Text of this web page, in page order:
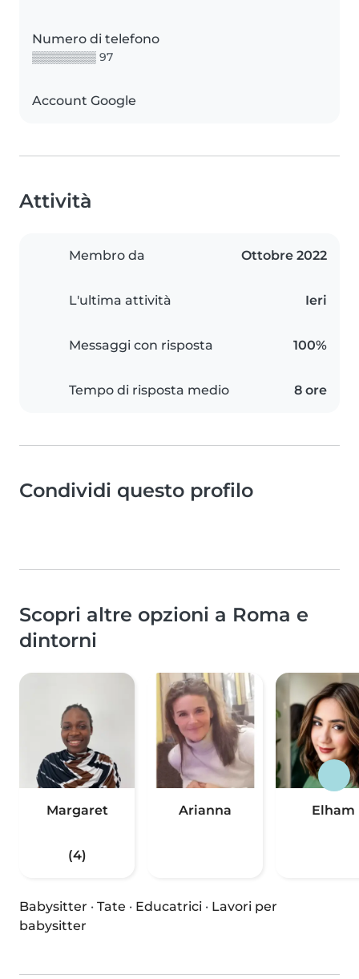
Numero di telefono
▒▒▒▒▒▒▒▒ 97
Account Google
Attività
Membro da Ottobre 2022
L'ultima attività Ieri
Messaggi con risposta 100%
Tempo di risposta medio 8 ore
Condividi questo profilo
Scopri altre opzioni a Roma e
dintorni
Margaret
(4)
Arianna Elham
Babysitter · Tate · Educatrici · Lavori per
babysitter